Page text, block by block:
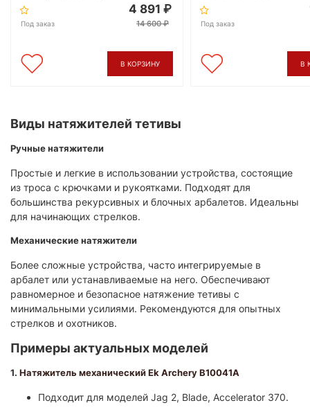
Под заказ
4 891
14 600
В КОРЗИНУ
Под заказ
В
Виды натяжителей тетивы
Ручные натяжители
Простые и легкие в использовании устройства, состоящие
из троса с крючками и рукоятками. Подходят для
большинства рекурсивных и блочных арбалетов. Идеальны
для начинающих стрелков.
Механические натяжители
Более сложные устройства, часто интегрируемые в
арбалет или устанавливаемые на него. Обеспечивают
равномерное и безопасное натяжение тетивы с
минимальными усилиями. Рекомендуются для опытных
стрелков и охотников.
Примеры актуальных моделей
1. Натяжитель механический Ek Archery B10041A
Подходит для моделей Jag 2, Blade, Accelerator 370.